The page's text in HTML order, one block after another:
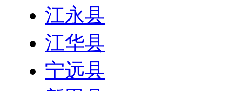
江永县
江华县
宁远县